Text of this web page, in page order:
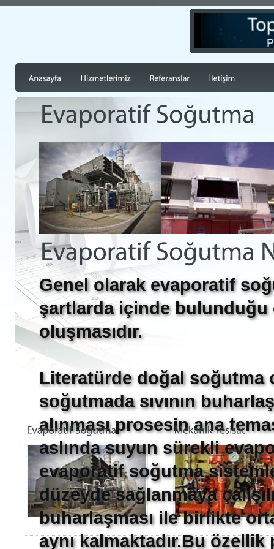
Genel olarak evaporatif
şartlarda içinde
oluşmasıdır.
Literatürde doğal soğutma
soğutmada sıvının
alınması prosesin ana
aslında suyun sürekli
evaporatif soğutma
düzeyde sağlanmaya
buharlaşması ile birlikte
aynı kalmaktadır.Bu